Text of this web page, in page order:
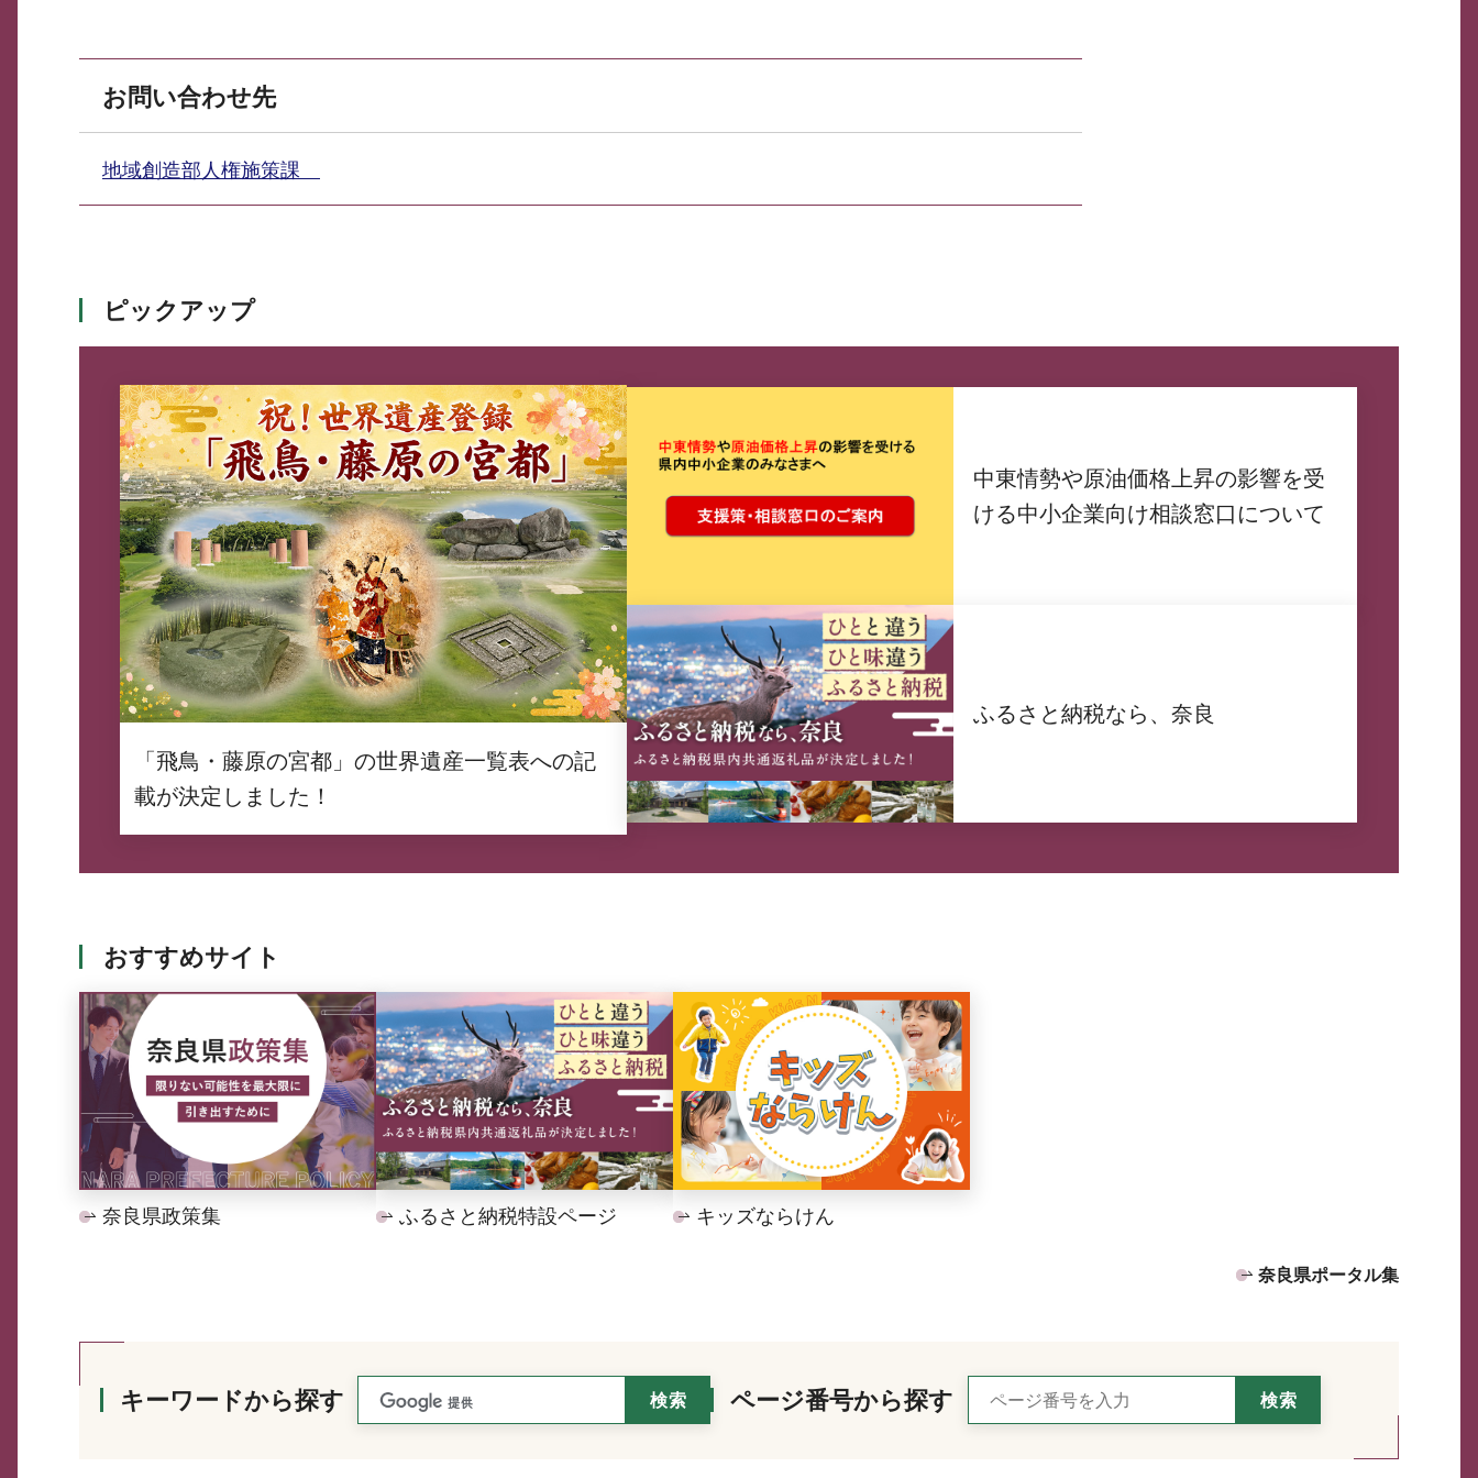
お問い合わせ先
地域創造部人権施策課
ピックアップ
「飛鳥・藤原の宮都」の世界遺産一覧表への記
載が決定しました！
中東情勢や原油価格上昇の影響を受
ける中小企業向け相談窓口について
ふるさと納税なら、奈良
おすすめサイト
奈良県政策集 ふるさと納税特設ページ キッズならけん
奈良県ポータル集
キーワードから探す ページ番号から探す